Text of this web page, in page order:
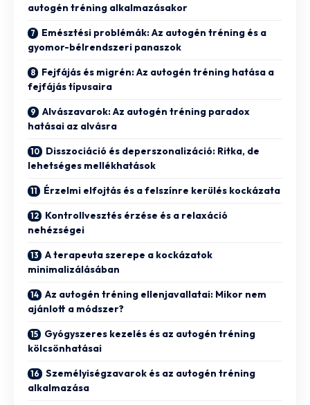
autogén tréning alkalmazásakor
Emésztési problémák: Az autogén tréning és a
gyomor-bélrendszeri panaszok
Fejfájás és migrén: Az autogén tréning hatása a
fejfájás típusaira
Alvászavarok: Az autogén tréning paradox
hatásai az alvásra
Disszociáció és deperszonalizáció: Ritka, de
lehetséges mellékhatások
Érzelmi elfojtás és a felszínre kerülés kockázata
Kontrollvesztés érzése és a relaxáció
nehézségei
A terapeuta szerepe a kockázatok
minimalizálásában
Az autogén tréning ellenjavallatai: Mikor nem
ajánlott a módszer?
Gyógyszeres kezelés és az autogén tréning
kölcsönhatásai
Személyiségzavarok és az autogén tréning
alkalmazása